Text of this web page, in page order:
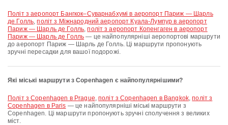
політ з аеропорт Бангкок–Суварнабхумі в аеропорт Париж — Шарль
де Голль,політ з Міжнародний аеропорт Куала-Лумпур в аеропорт
Париж — Шарль де Голль,політ з аеропорт Копенгаген в аеропорт
Париж — Шарль де Голль — це найпопулярніші аеропортові маршрути
до аеропорт Париж — Шарль де Голль. Ці маршрути пропонують
зручні пересадки для вашої подорожі.
Які міські маршрути з Copenhagen є найпопулярнішими?
політ з Copenhagen в Prague,політ з Copenhagen в Bangkok,політ з
Copenhagen в Paris — це найпопулярніші міські маршрути з
Copenhagen. Ці маршрути пропонують зручні сполучення з великих
міст.